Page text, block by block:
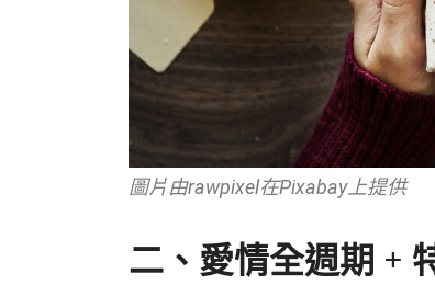
圖片由rawpixel在Pixabay上提供
二、愛情全週期 +